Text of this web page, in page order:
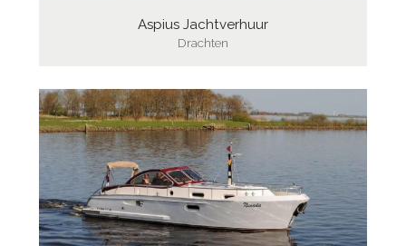
Aspius Jachtverhuur
Drachten